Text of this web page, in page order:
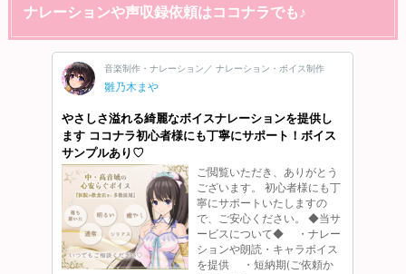
ナレーションや声収録依頼はココナラでも♪